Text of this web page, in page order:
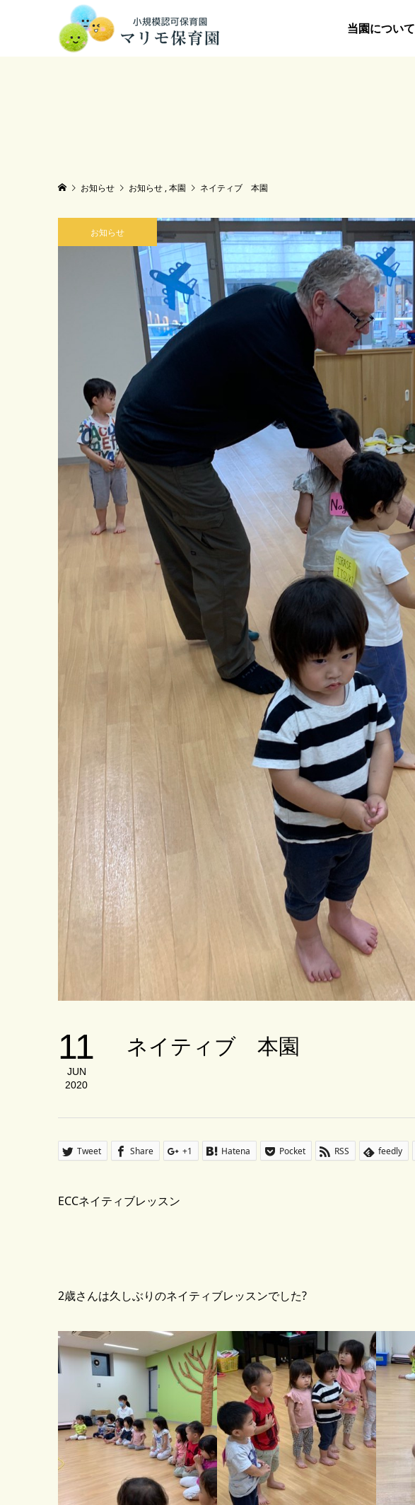
当園について
お知らせ お知らせ ,本園 ネイティブ 本園
お知らせ
11
JUN
2020
ネイティブ 本園
Tweet Share +1 Hatena Pocket RSS feedly
ECCネイティブレッスン
2歳さんは久しぶりのネイティブレッスンでした?